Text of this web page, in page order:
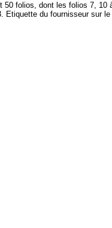
folios, dont les folios 7,
Etiquette du fournisseur sur